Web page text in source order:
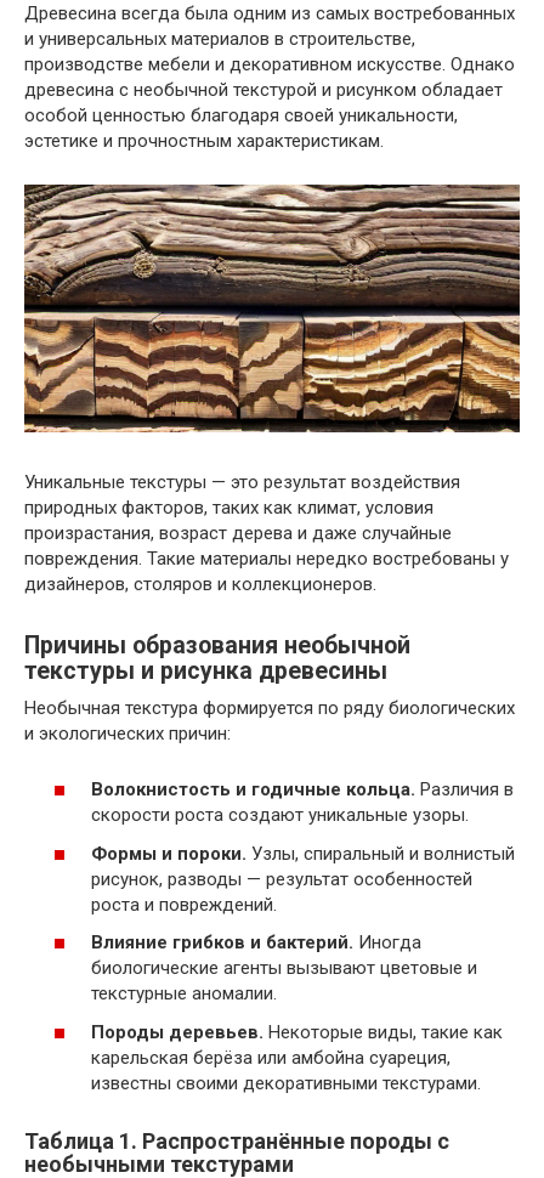
Древесина всегда была одним из самых востребованных
и универсальных материалов в строительстве,
производстве мебели и декоративном искусстве. Однако
древесина с необычной текстурой и рисунком обладает
особой ценностью благодаря своей уникальности,
эстетике и прочностным характеристикам.
Уникальные текстуры — это результат воздействия
природных факторов, таких как климат, условия
произрастания, возраст дерева и даже случайные
повреждения. Такие материалы нередко востребованы у
дизайнеров, столяров и коллекционеров.
Причины образования необычной
текстуры и рисунка древесины
Необычная текстура формируется по ряду биологических
и экологических причин:
Волокнистость и годичные кольца. Различия в
скорости роста создают уникальные узоры.
Формы и пороки. Узлы, спиральный и волнистый
рисунок, разводы — результат особенностей
роста и повреждений.
Влияние грибков и бактерий. Иногда
биологические агенты вызывают цветовые и
текстурные аномалии.
Породы деревьев. Некоторые виды, такие как
карельская берёза или амбойна суареция,
известны своими декоративными текстурами.
Таблица 1. Распространённые породы с
необычными текстурами